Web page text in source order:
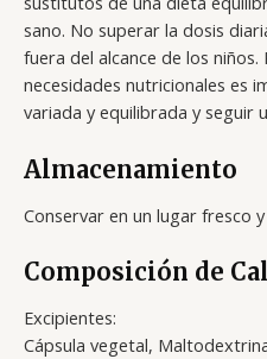
sano. No superar la dosis
fuera del alcance de los niños.
necesidades nutricionales es
variada y equilibrada y seguir
Almacenamiento
Conservar en un lugar fresco y
Composición de
Excipientes:
Cápsula vegetal,